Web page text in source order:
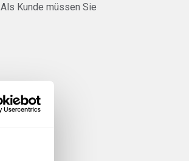
Als Kunde müssen Sie